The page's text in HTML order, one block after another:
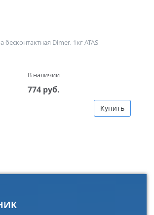
бесконтактная Dimer, 1кг ATAS
В наличии
774 руб.
Купить